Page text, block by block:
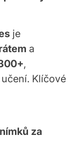
je
a
,
Klíčové
za